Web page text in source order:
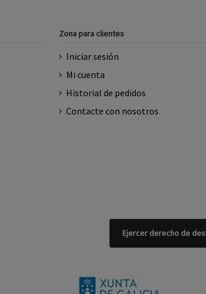
Zona para clientes
Iniciar sesión
Mi cuenta
Historial de pedidos
Contacte con nosotros
Ejercer derecho de